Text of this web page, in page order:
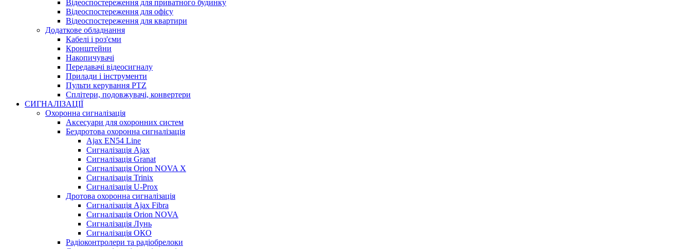
Відеоспостереження для приватного будинку
Відеоспостереження для офісу
Відеоспостереження для квартири
Додаткове обладнання
Кабелі і роз'єми
Кронштейни
Накопичувачі
Передавачі відеосигналу
Прилади і інструменти
Пульти керування PTZ
Сплітери, подовжувачі, конвертери
СИГНАЛІЗАЦІЇ
Охоронна сигналізація
Аксесуари для охоронних систем
Бездротова охоронна сигналізація
Ajax EN54 Line
Сигналізація Ajax
Сигналізація Granat
Сигналізація Orion NOVA X
Сигналізація Trinix
Сигналізація U-Prox
Дротова охоронна сигналізація
Сигналізація Ajax Fibra
Сигналізація Orion NOVA
Сигналізація Лунь
Сигналізація ОКО
Радіоконтролери та радіобрелоки